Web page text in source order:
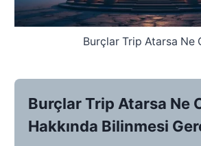
Burçlar Trip Atarsa Ne
Burçlar Trip Atarsa Ne
Hakkında Bilinmesi